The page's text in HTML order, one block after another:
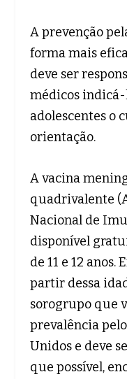
A prevenção
forma mais
deve ser
médicos indicá-
adolescentes o
orientação.
A vacina
quadrivalente
Nacional de
disponível
de 11 e 12
partir dessa
sorogrupo que
prevalência
Unidos e deve
que possível,